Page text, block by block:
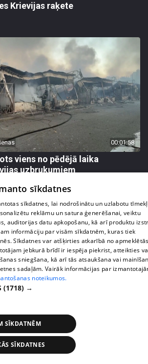
Krievijas raķete
00:01:58
viens no pēdējā laika
uzbrukumiem
kas nosaka iepirkuma
sīkdatnes
sīkdatnes, lai nodrošinātu un uzlabotu
reklāmu un satura ģenerēšanai, veiktu
auditorijas datu apkopošanu, kā arī produktu
informāciju par visām sīkdatnēm, kuras tiek
Sīkdatnes var atšķirties atkarībā no
jebkurā brīdī ir iespēja piekrist, atteikties
sniegšana, kā arī tās atsaukšana vai
sadaļām. Vairāk informācijas par
noteikumos.
(1718) →
SĪKDATNĒM
SĪKDATNES